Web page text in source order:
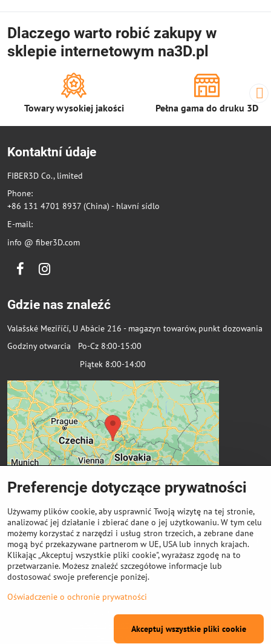
Dlaczego warto robić zakupy w
sklepie internetowym na3D.pl
Towary wysokiej jakości Pełna gama do druku 3D
Kontaktní údaje
FIBER3D Co., limited
Phone:
+86 131 4701 8937 (China) - hlavní sídlo
E-mail:
info @ fiber3D.com
FacebookInstagram
Gdzie nas znaleźć
Valašské Meziříčí, U Abácie 216 - magazyn towarów, punkt dozowania
Godziny otwarcia Po-Cz 8:00-15:00
Piątek 8:00-14:00
Ważne linki
Odkup cewek
2026Prawa autorskie
Preferencje dotyczące prywatności
Oświadczenie o ochronie prywatności
Preferencje dotyczące prywatności
Używamy plików cookie, aby usprawnić Twoją wizytę na tej stronie,
analizować jej działanie i zbierać dane o jej użytkowaniu. W tym celu
możemy korzystać z narzędzi i usług stron trzecich, a zebrane dane
mogą być przekazywane partnerom w UE, USA lub innych krajach.
Klikając „Akceptuj wszystkie pliki cookie", wyrażasz zgodę na to
przetwarzanie. Możesz znaleźć szczegółowe informacje lub
dostosować swoje preferencje poniżej.
Oświadczenie o ochronie prywatności
Akceptuj wszystkie pliki cookie